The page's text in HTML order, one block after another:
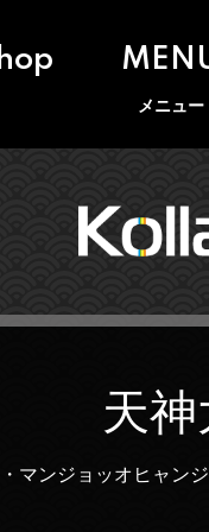
メニュー
天神
マンジョッオヒャン